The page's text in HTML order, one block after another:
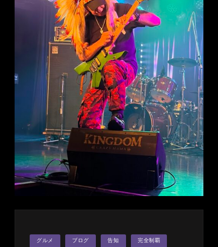
で
し
た
♪6
月
の
SATSUMA3042
YouTube
Super
Live
Stream
カ
グルメ ブログ 告知 完全制覇